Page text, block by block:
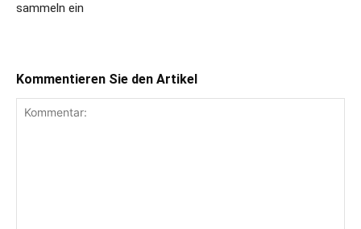
sammeln ein
Kommentieren Sie den Artikel